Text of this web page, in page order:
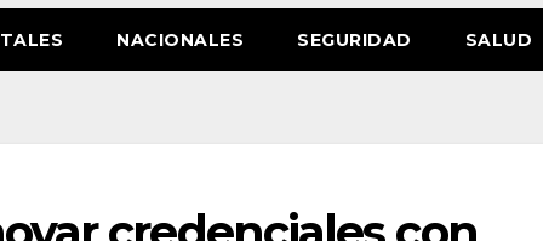
NACIONALES SEGURIDAD SALUD